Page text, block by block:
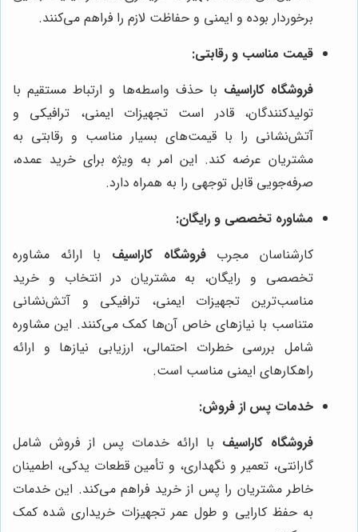
برخوردار بوده و ایمنی و حفاظت لازم را فراهم می‌کنند.
قیمت مناسب و رقابتی:
فروشگاه کاراسیف با حذف واسطه‌ها و ارتباط مستقیم با
تولیدکنندگان، قادر است تجهیزات ایمنی، ترافیکی و
آتش‌نشانی را با قیمت‌های بسیار مناسب و رقابتی به
مشتریان عرضه کند. این امر به ویژه برای خرید عمده،
صرفه‌جویی قابل توجهی را به همراه دارد.
مشاوره تخصصی و رایگان:
کارشناسان مجربفروشگاه کاراسیف با ارائه مشاوره
تخصصی و رایگان، به مشتریان در انتخاب و خرید
مناسب‌ترین تجهیزات ایمنی، ترافیکی و آتش‌نشانی
متناسب با نیازهای خاص آن‌ها کمک می‌کنند. این مشاوره
شامل بررسی خطرات احتمالی، ارزیابی نیازها و ارائه
راهکارهای ایمنی مناسب است.
خدمات پس از فروش:
فروشگاه کاراسیف با ارائه خدمات پس از فروش شامل
گارانتی، تعمیر و نگهداری، و تأمین قطعات یدکی، اطمینان
خاطر مشتریان را پس از خرید فراهم می‌کند. این خدمات
به حفظ کارایی و طول عمر تجهیزات خریداری شده کمک